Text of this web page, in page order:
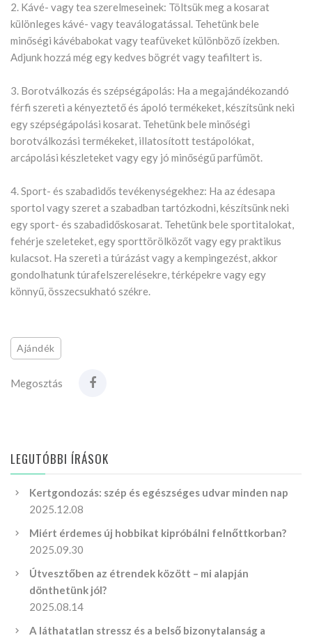
2. Kávé- vagy tea szerelmeseinek: Töltsük meg a kosarat
különleges kávé- vagy teaválogatással. Tehetünk bele
minőségi kávébabokat vagy teafüveket különböző ízekben.
Adjunk hozzá még egy kedves bögrét vagy teafiltert is.
3. Borotválkozás és szépségápolás: Ha a megajándékozandó
férfi szereti a kényeztető és ápoló termékeket, készítsünk neki
egy szépségápolási kosarat. Tehetünk bele minőségi
borotválkozási termékeket, illatosított testápolókat,
arcápolási készleteket vagy egy jó minőségű parfümöt.
4. Sport- és szabadidős tevékenységekhez: Ha az édesapa
sportol vagy szeret a szabadban tartózkodni, készítsünk neki
egy sport- és szabadidőskosarat. Tehetünk bele sportitalokat,
fehérje szeleteket, egy sporttörölközőt vagy egy praktikus
kulacsot. Ha szereti a túrázást vagy a kempingezést, akkor
gondolhatunk túrafelszerelésekre, térképekre vagy egy
könnyű, összecsukható székre.
Ajándék
Megosztás
LEGUTÓBBI ÍRÁSOK
Kertgondozás: szép és egészséges udvar minden nap
2025.12.08
Miért érdemes új hobbikat kipróbálni felnőttkorban?
2025.09.30
Útvesztőben az étrendek között – mi alapján
dönthetünk jól?
2025.08.14
A láthatatlan stressz és a belső bizonytalanság a